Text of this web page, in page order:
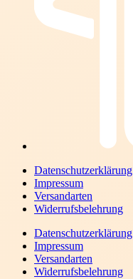
Datenschutzerklärung
Impressum
Versandarten
Widerrufsbelehrung
Datenschutzerklärung
Impressum
Versandarten
Widerrufsbelehrung